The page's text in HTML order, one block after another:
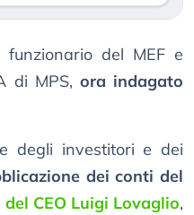
del MEF e
di MPS, ora indagato
degli investitori e dei
dei conti del
CEO Luigi Lovaglio,